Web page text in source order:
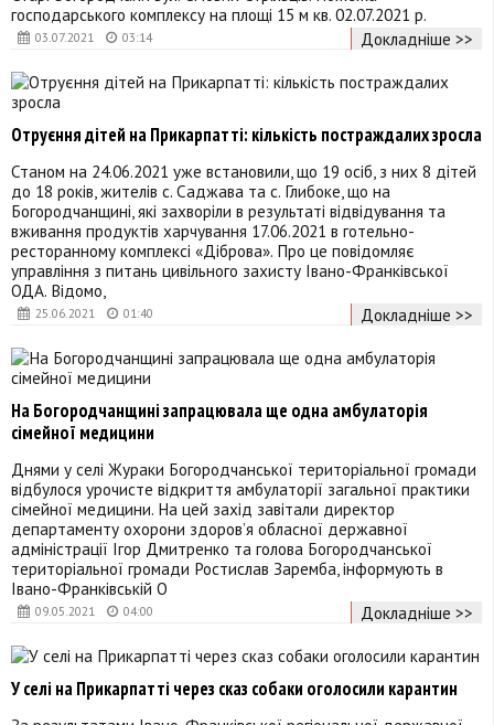
03.07.2021 03:14
господарського комплексу на площі 15 м кв. 02.07.2021 р.
Докладніше >>
25.06.2021 01:40
Отруєння дітей на Прикарпатті: кількість постраждалих зросла
Станом на 24.06.2021 уже встановили, що 19 осіб, з них 8 дітей
до 18 років, жителів с. Саджава та с. Глибоке, що на
Богородчанщині, які захворіли в результаті відвідування та
вживання продуктів харчування 17.06.2021 в готельно-
ресторанному комплексі «Діброва». Про це повідомляє
управління з питань цивільного захисту Івано-Франківської
ОДА. Відомо,
Докладніше >>
09.05.2021 04:00
На Богородчанщині запрацювала ще одна амбулаторія
сімейної медицини
Днями у селі Жураки Богородчанської територіальної громади
відбулося урочисте відкриття амбулаторії загальної практики
сімейної медицини. На цей захід завітали директор
департаменту охорони здоров’я обласної державної
адміністрації Ігор Дмитренко та голова Богородчанської
територіальної громади Ростислав Заремба, інформують в
Івано-Франківській О
Докладніше >>
У селі на Прикарпатті через сказ собаки оголосили карантин